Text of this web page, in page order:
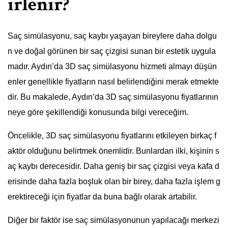
Saç simülasyonu, saç kaybı yaşayan bireylere daha dolgu
n ve doğal görünen bir saç çizgisi sunan bir estetik uygula
madır. Aydın’da 3D saç simülasyonu hizmeti almayı düşün
enler genellikle fiyatların nasıl belirlendiğini merak etmekte
dir. Bu makalede, Aydın’da 3D saç simülasyonu fiyatlarının
neye göre şekillendiği konusunda bilgi vereceğim.
Öncelikle, 3D saç simülasyonu fiyatlarını etkileyen birkaç f
aktör olduğunu belirtmek önemlidir. Bunlardan ilki, kişinin s
aç kaybı derecesidir. Daha geniş bir saç çizgisi veya kafa d
erisinde daha fazla boşluk olan bir birey, daha fazla işlem g
erektireceği için fiyatlar da buna bağlı olarak artabilir.
Diğer bir faktör ise saç simülasyonunun yapılacağı merkezi